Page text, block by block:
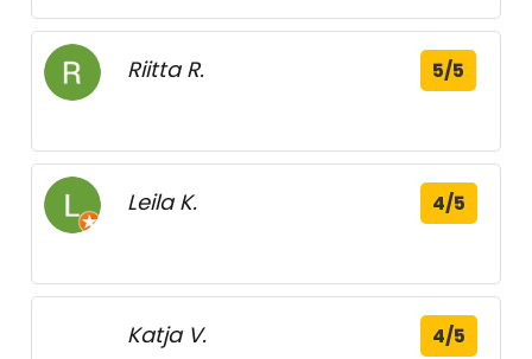
4/5
Upeimmat kesäkukat olen
löytänyt täältä.